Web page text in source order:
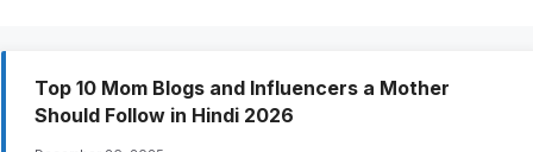
Top 10 Mom Blogs and Influencers a Mother
Should Follow in Hindi 2026